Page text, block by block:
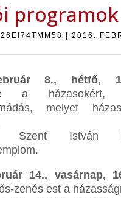
programok
| 2016.
8., hétfő,
a házasokért,
melyet
Szent István
14., vasárnap,
zenés est a